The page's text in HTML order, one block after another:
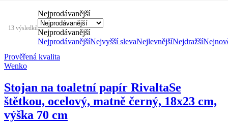
13 výsledků
Nejprodávanější
Nejprodávanější
NejprodávanějšíNejvyšší slevaNejlevnějšíNejdražší
Prověřená kvalita
Wenko
Stojan na toaletní papír RivaltaSe
štětkou, ocelový, matně černý, 18x23 cm,
výška 70 cm